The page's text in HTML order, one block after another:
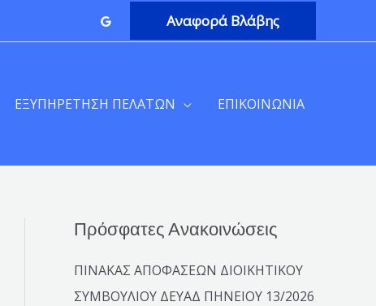
Αναφορά Βλάβης
ΕΞΥΠΗΡΕΤΗΣΗ ΠΕΛΑΤΩΝ ΕΠΙΚΟΙΝΩΝΙΑ
Πρόσφατες Ανακοινώσεις
ΠΙΝΑΚΑΣ ΑΠΟΦΑΣΕΩΝ ΔΙΟΙΚΗΤΙΚΟΥ
ΣΥΜΒΟΥΛΙΟΥ ΔΕΥΑΔ ΠΗΝΕΙΟΥ 13/2026
S